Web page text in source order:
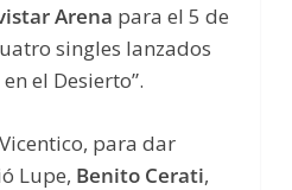
Arena para el 5 de
singles lanzados
el Desierto”.
para dar
Lupe, Benito Cerati,